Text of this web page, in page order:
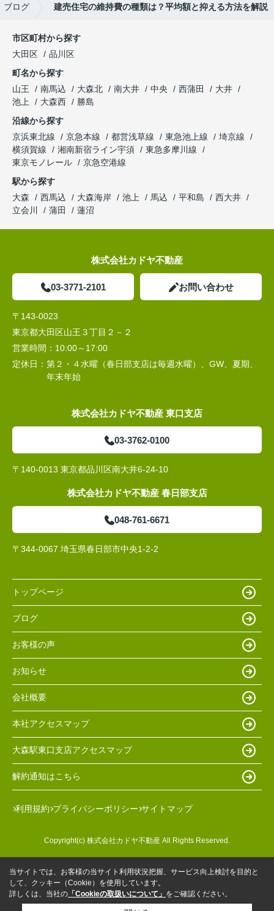
ブログ 建売住宅の維持費の種類は？平均額と抑える方法を解説
市区町村から探す
大田区
品川区
町名から探す
山王
南馬込 大森北 南大井 中央 西蒲田
大井
池上
大森西
勝島
沿線から探す
京浜東北線
京急本線 都営浅草線 東急池上線
埼京線
横須賀線
湘南新宿ライン宇須
東急多摩川線
東京モノレール
京急空港線
駅から探す
大森
西馬込 大森海岸 池上 馬込 平和島
西大井
立会川
蒲田 蓮沼
株式会社カドヤ不動産
03-3771-2101 お問い合わせ
〒143-0023
東京都大田区山王３丁目２－２
営業時間： 10:00～17:00
定休日： 第２・４水曜（春日部支店は毎週水曜）、GW、夏期、
年末年始
株式会社カドヤ不動産 東口支店
03-3762-0100
〒140-0013 東京都品川区南大井6-24-10
株式会社カドヤ不動産 春日部支店
048-761-6671
〒344-0067 埼玉県春日部市中央1-2-2
トップページ
ブログ
お客様の声
お知らせ
会社概要
本社アクセスマップ
大森駅東口支店アクセスマップ
解約通知はこちら
利用規約 プライバシーポリシー サイトマップ
Copyright(c) 株式会社カドヤ不動産 All Rights Reserved.
当サイトでは、お客様の当サイト利用状況把握、サービス向上検討を目的と
して、クッキー（Cookie）を使用しています。
詳しくは、当社の 「Cookieの取扱いについて」 をご確認ください。